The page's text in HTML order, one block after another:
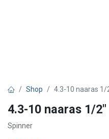
Shop 4.3-10 naaras 1/
4.3-10 naaras 1/
Spinner